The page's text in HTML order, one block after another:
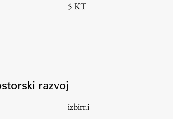
5 KT
razvoj
izbirni